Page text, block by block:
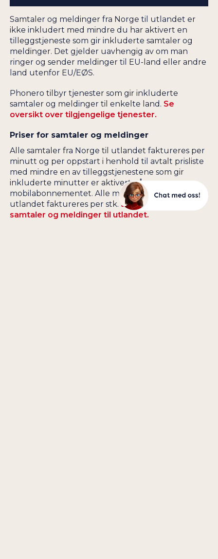
Samtaler og meldinger fra Norge til utlandet er
ikke inkludert med mindre du har aktivert en
tilleggstjeneste som gir inkluderte samtaler og
meldinger. Det gjelder uavhengig av om man
ringer og sender meldinger til EU-land eller andre
land utenfor EU/EØS.
Phonero tilbyr tjenester som gir inkluderte
samtaler og meldinger til enkelte land. Se
oversikt over tilgjengelige tjenester.
Priser for samtaler og meldinger
Alle samtaler fra Norge til utlandet faktureres per
minutt og per oppstart i henhold til avtalt prisliste
med mindre en av tilleggstjenestene som gir
inkluderte minutter er aktivert på
mobilabonnementet. Alle meldinger fra Norge til
utlandet faktureres per stk. Se priser for
samtaler og meldinger til utlandet.